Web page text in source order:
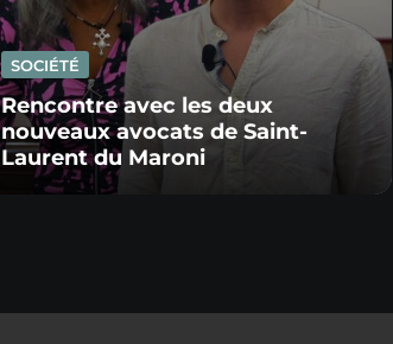
SOCIÉTÉ
Rencontre avec les deux
nouveaux avocats de Saint-
Laurent du Maroni